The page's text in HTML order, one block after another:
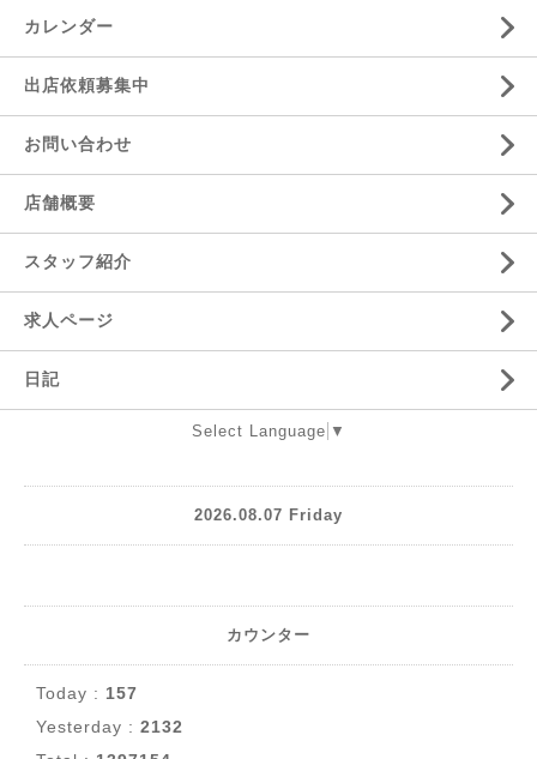
カレンダー
出店依頼募集中
お問い合わせ
店舗概要
スタッフ紹介
求人ページ
日記
Select Language ▼
2026.08.07 Friday
カウンター
Today : 157
Yesterday : 2132